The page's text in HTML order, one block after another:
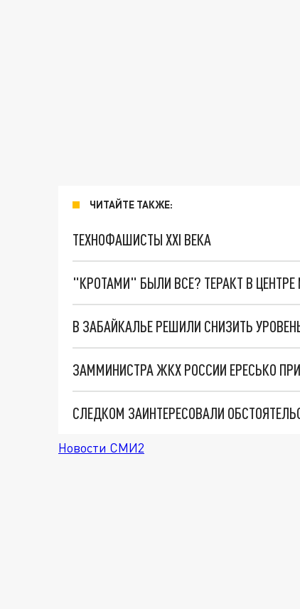
ЧИТАЙТЕ ТАКЖЕ:
ТЕХНОФАШИСТЫ XXI ВЕКА
"КРОТАМИ" БЫЛИ ВСЕ? ТЕРАКТ В
В ЗАБАЙКАЛЬЕ РЕШИЛИ СНИЗИТЬ
ЗАММИНИСТРА ЖКХ РОССИИ ЕРЕСЬКО
СЛЕДКОМ ЗАИНТЕРЕСОВАЛИ
Новости СМИ2